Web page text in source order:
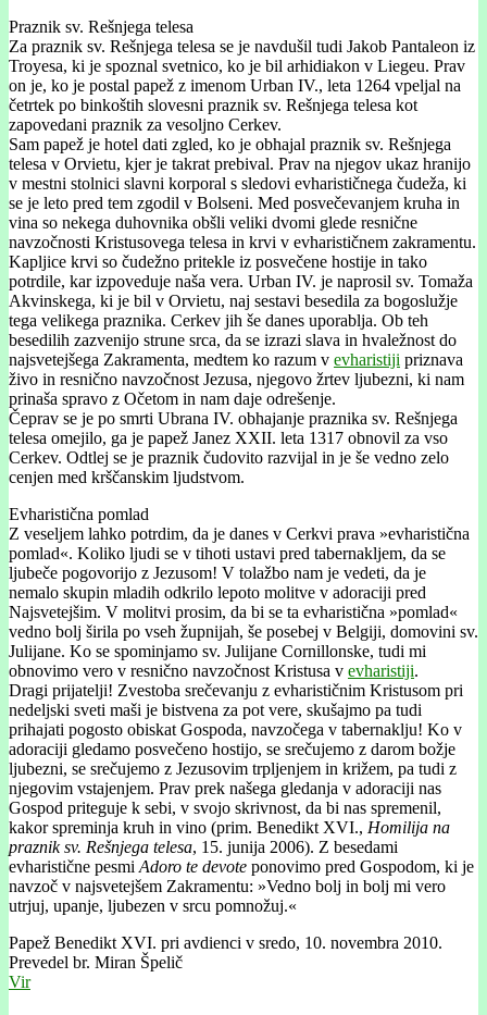
Praznik sv. Rešnjega telesa
Za praznik sv. Rešnjega telesa se je navdušil tudi Jakob Pantaleon iz
Troyesa, ki je spoznal svetnico, ko je bil arhidiakon v Liegeu. Prav
on je, ko je postal papež z imenom Urban IV., leta 1264 vpeljal na
četrtek po binkoštih slovesni praznik sv. Rešnjega telesa kot
zapovedani praznik za vesoljno Cerkev.
Sam papež je hotel dati zgled, ko je obhajal praznik sv. Rešnjega
telesa v Orvietu, kjer je takrat prebival. Prav na njegov ukaz hranijo
v mestni stolnici slavni korporal s sledovi evharističnega čudeža, ki
se je leto pred tem zgodil v Bolseni. Med posvečevanjem kruha in
vina so nekega duhovnika obšli veliki dvomi glede resnične
navzočnosti Kristusovega telesa in krvi v evharističnem zakramentu.
Kapljice krvi so čudežno pritekle iz posvečene hostije in tako
potrdile, kar izpoveduje naša vera. Urban IV. je naprosil sv. Tomaža
Akvinskega, ki je bil v Orvietu, naj sestavi besedila za bogoslužje
tega velikega praznika. Cerkev jih še danes uporablja. Ob teh
besedilih zazvenijo strune srca, da se izrazi slava in hvaležnost do
najsvetejšega Zakramenta, medtem ko razum v evharistiji priznava
živo in resnično navzočnost Jezusa, njegovo žrtev ljubezni, ki nam
prinaša spravo z Očetom in nam daje odrešenje.
Čeprav se je po smrti Ubrana IV. obhajanje praznika sv. Rešnjega
telesa omejilo, ga je papež Janez XXII. leta 1317 obnovil za vso
Cerkev. Odtlej se je praznik čudovito razvijal in je še vedno zelo
cenjen med krščanskim ljudstvom.
Evharistična pomlad
Z veseljem lahko potrdim, da je danes v Cerkvi prava »evharistična
pomlad«. Koliko ljudi se v tihoti ustavi pred tabernakljem, da se
ljubeče pogovorijo z Jezusom! V tolažbo nam je vedeti, da je
nemalo skupin mladih odkrilo lepoto molitve v adoraciji pred
Najsvetejšim. V molitvi prosim, da bi se ta evharistična »pomlad«
vedno bolj širila po vseh župnijah, še posebej v Belgiji, domovini sv.
Julijane. Ko se spominjamo sv. Julijane Cornillonske, tudi mi
obnovimo vero v resnično navzočnost Kristusa v evharistiji.
Dragi prijatelji! Zvestoba srečevanju z evharističnim Kristusom pri
nedeljski sveti maši je bistvena za pot vere, skušajmo pa tudi
prihajati pogosto obiskat Gospoda, navzočega v tabernaklju! Ko v
adoraciji gledamo posvečeno hostijo, se srečujemo z darom božje
ljubezni, se srečujemo z Jezusovim trpljenjem in križem, pa tudi z
njegovim vstajenjem. Prav prek našega gledanja v adoraciji nas
Gospod priteguje k sebi, v svojo skrivnost, da bi nas spremenil,
kakor spreminja kruh in vino (prim. Benedikt XVI., Homilija na
praznik sv. Rešnjega telesa, 15. junija 2006). Z besedami
evharistične pesmi Adoro te devote ponovimo pred Gospodom, ki je
navzoč v najsvetejšem Zakramentu: »Vedno bolj in bolj mi vero
utrjuj, upanje, ljubezen v srcu pomnožuj.«
Papež Benedikt XVI. pri avdienci v sredo, 10. novembra 2010.
Prevedel br. Miran Špelič
Vir